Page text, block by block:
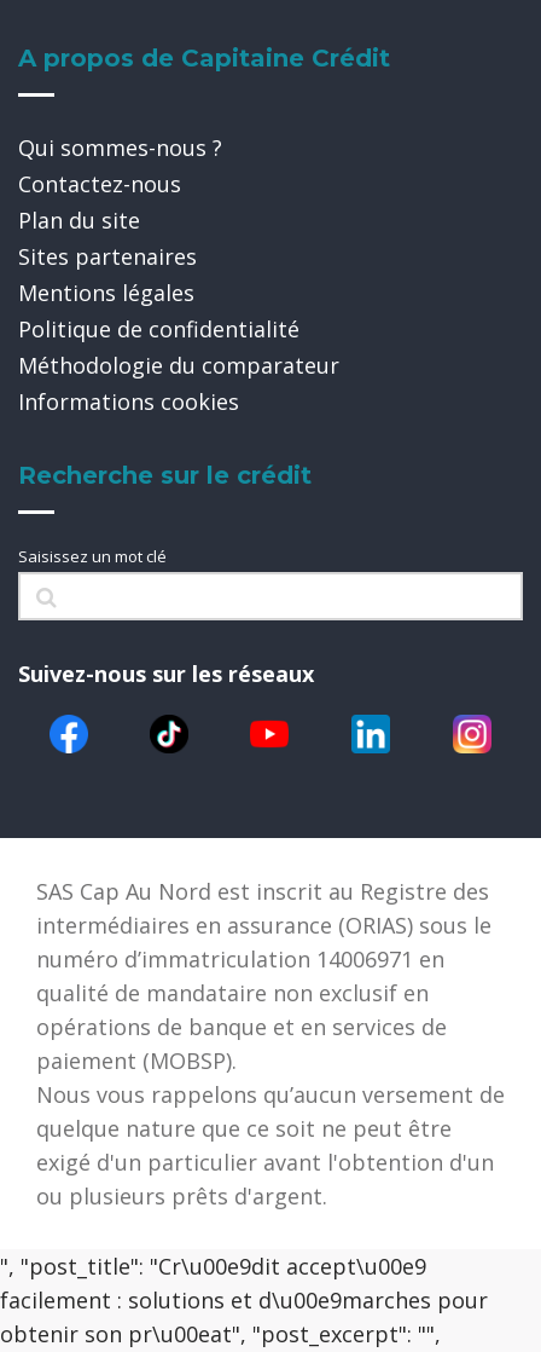
A propos de Capitaine Crédit
Qui sommes-nous ?
Contactez-nous
Plan du site
Sites partenaires
Mentions légales
Politique de confidentialité
Méthodologie du comparateur
Informations cookies
Recherche sur le crédit
Saisissez un mot clé
Suivez-nous sur les réseaux
SAS Cap Au Nord est inscrit au Registre des
intermédiaires en assurance (ORIAS) sous le
numéro d’immatriculation 14006971 en
qualité de mandataire non exclusif en
opérations de banque et en services de
paiement (MOBSP).
Nous vous rappelons qu’aucun versement de
quelque nature que ce soit ne peut être
exigé d'un particulier avant l'obtention d'un
ou plusieurs prêts d'argent.
", "post_title": "Cr\u00e9dit accept\u00e9
facilement : solutions et d\u00e9marches pour
obtenir son pr\u00eat", "post_excerpt": "",